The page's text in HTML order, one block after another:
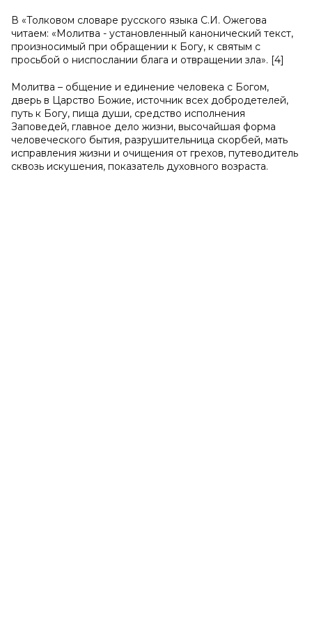
В «Толковом словаре русского языка С.И. Ожегова
читаем: «Молитва - установленный канонический текст,
произносимый при обращении к Богу, к святым с
просьбой о ниспослании блага и отвращении зла». [4]
Молитва – общение и единение человека с Богом,
дверь в Царство Божие, источник всех добродетелей,
путь к Богу, пища души, средство исполнения
Заповедей, главное дело жизни, высочайшая форма
человеческого бытия, разрушительница скорбей, мать
исправления жизни и очищения от грехов, путеводитель
сквозь искушения, показатель духовного возраста.